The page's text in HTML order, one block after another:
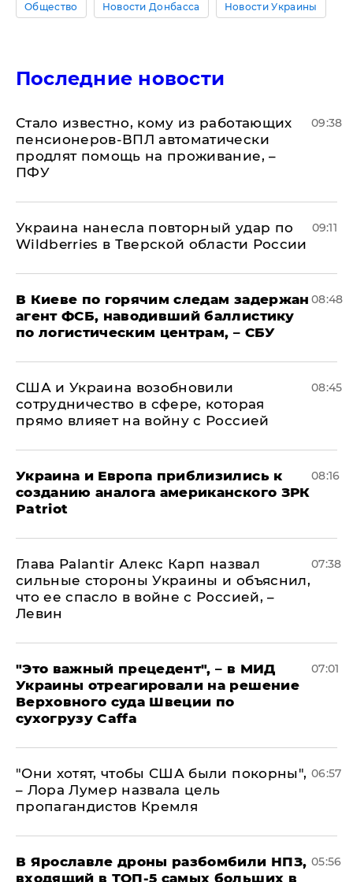
Общество Новости Донбасса Новости Украины
Последние новости
Стало известно, кому из работающих
пенсионеров-ВПЛ автоматически
продлят помощь на проживание, –
ПФУ
09:38
Украина нанесла повторный удар по
Wildberries в Тверской области России
09:11
В Киеве по горячим следам задержан
агент ФСБ, наводивший баллистику
по логистическим центрам, – СБУ
08:48
США и Украина возобновили
сотрудничество в сфере, которая
прямо влияет на войну с Россией
08:45
Украина и Европа приблизились к
созданию аналога американского ЗРК
Patriot
08:16
Глава Palantir Алекс Карп назвал
сильные стороны Украины и объяснил,
что ее спасло в войне с Россией, –
Левин
07:38
"Это важный прецедент", – в МИД
Украины отреагировали на решение
Верховного суда Швеции по
сухогрузу Caffa
07:01
"Они хотят, чтобы США были покорны",
– Лора Лумер назвала цель
пропагандистов Кремля
06:57
В Ярославле дроны разбомбили НПЗ,
входящий в ТОП-5 самых больших в
05:56